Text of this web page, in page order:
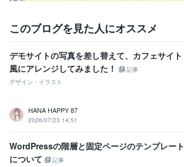
このブログを見た人にオススメ
デモサイトの写真を差し替えて、カフェサイト
風にアレンジしてみました！
記事
デザイン・イラスト
HANA HAPPY 87
2026/07/23 14:51
WordPressの階層と固定ページのテンプレート
について
記事